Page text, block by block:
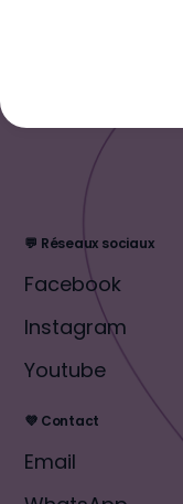
💬 Réseaux sociaux
Facebook
Instagram
Youtube
💜 Contact
Email